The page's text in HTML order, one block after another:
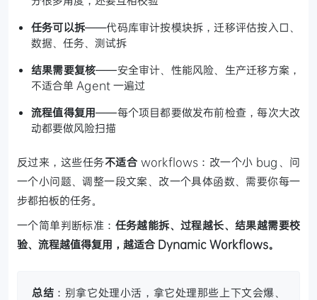
任务可以拆——代码库审计按模块拆，迁移评估按入口、
数据、任务、测试拆
结果需要复核——安全审计、性能风险、生产迁移方案，
不适合单 Agent 一遍过
流程值得复用——每个项目都要做发布前检查，每次大改
动都要做风险扫描
反过来，这些任务不适合 workflows：改一个小 bug、问
一个小问题、调整一段文案、改一个具体函数、需要你每一
步都拍板的任务。
一个简单判断标准： 任务越能拆、过程越长、结果越需要校
验、流程越值得复用，越适合 Dynamic Workflows。
总结 ：别拿它处理小活，拿它处理那些上下文会爆、